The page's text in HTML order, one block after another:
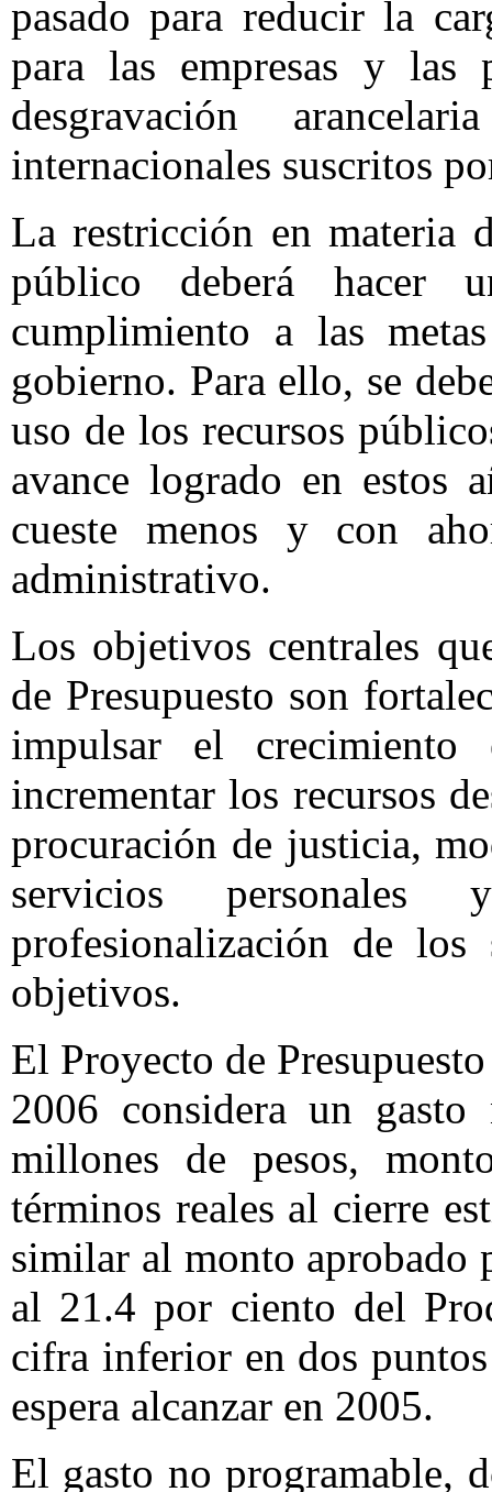
pasado para reducir la
para las empresas y las
desgravación
internacionales suscritos
La restricción en materia
público deberá hacer
cumplimiento a las
gobierno. Para ello, se
uso de los recursos
avance logrado en estos
cueste menos y con
administrativo.
Los objetivos centrales
de Presupuesto son
impulsar el crecimiento
incrementar los recursos
procuración de justicia,
servicios
profesionalización de los
objetivos.
El Proyecto de
2006 considera un
millones de pesos,
términos reales al cierre
similar al monto aprobado
al 21.4 por ciento del
cifra inferior en dos
espera alcanzar en 2005.
El gasto no programable,